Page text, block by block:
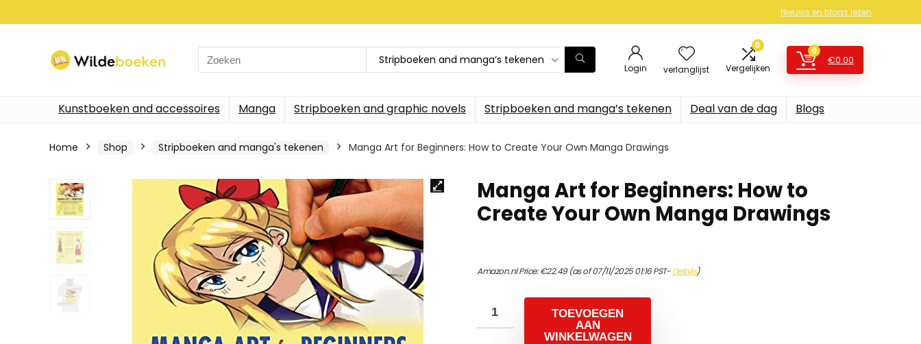
Nieuws en blogs lezen
Search
for:
Stripboeken and manga’s tekenen
Login verlanglijst
0
Vergelijken
0
€0.00
Kunstboeken and accessoires Manga Stripboeken and graphic novels Stripboeken and manga’s tekenen Deal van de dag Blogs
Home Shop Stripboeken and manga's tekenen Manga Art for Beginners: How to Create Your Own Manga Drawings
Manga Art for Beginners: How to
Create Your Own Manga Drawings
Amazon.nl Price:€22.49(as of 07/11/2025 01:16 PST-Details)
TOEVOEGEN
AAN
WINKELWAGEN